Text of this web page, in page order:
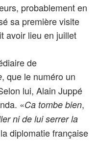
probablement en
sa première visite
avoir lieu en juillet
de
, que le numéro un
lui, Alain Juppé
«Ca tombe bien,
ni de lui serrer la
diplomatie française